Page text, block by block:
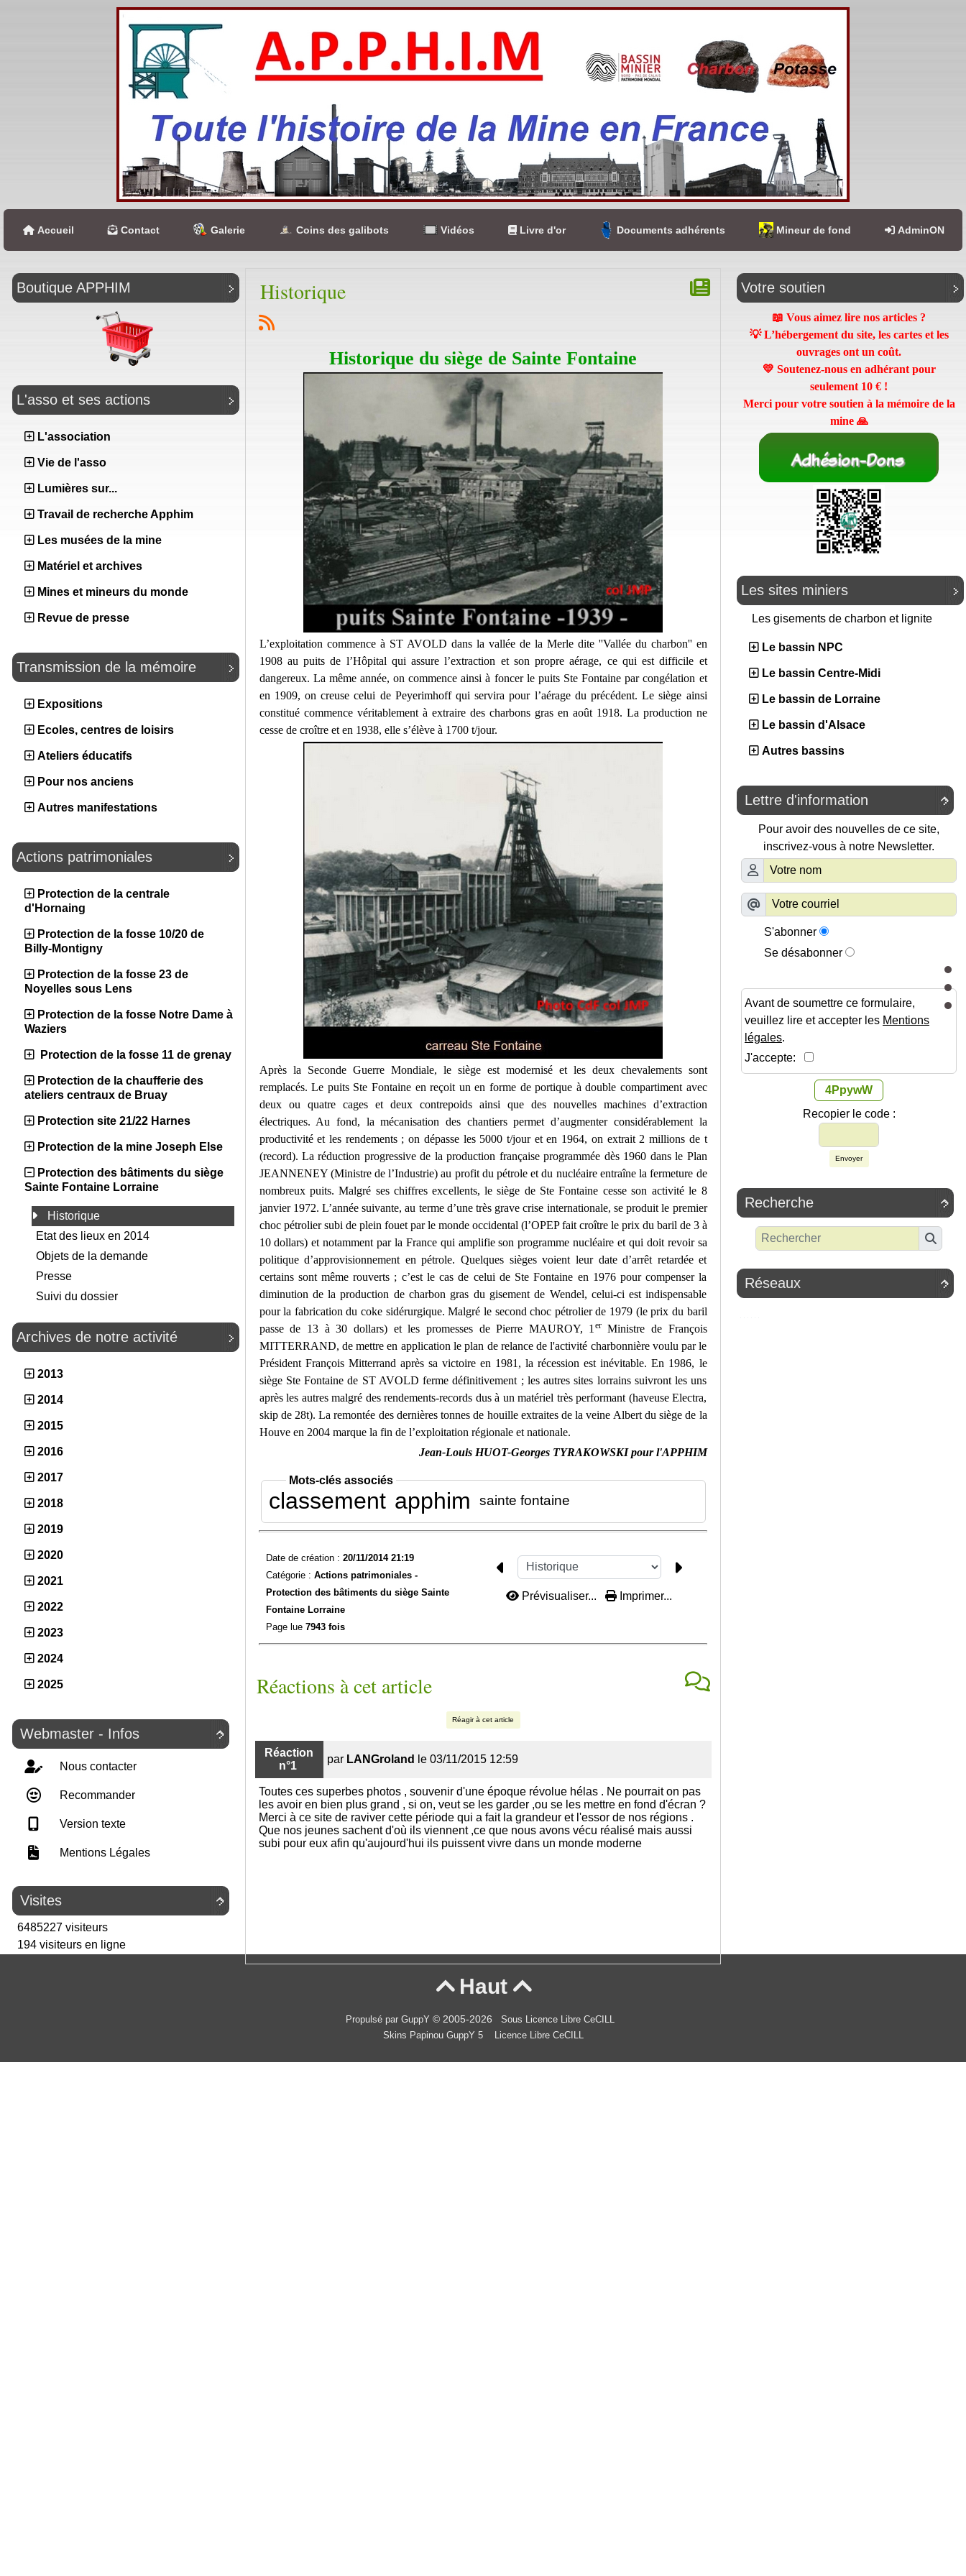
Accueil Contact Galerie Coins des galibots Vidéos Livre d'or Documents adhérents Mineur de fond AdminON
Boutique APPHIM
L'asso et ses actions
L'association
Vie de l'asso
Lumières sur...
Travail de recherche Apphim
Les musées de la mine
Matériel et archives
Mines et mineurs du monde
Revue de presse
Transmission de la mémoire
Expositions
Ecoles, centres de loisirs
Ateliers éducatifs
Pour nos anciens
Autres manifestations
Actions patrimoniales
Protection de la centrale
d'Hornaing
Protection de la fosse 10/20 de
Billy-Montigny
Protection de la fosse 23 de
Noyelles sous Lens
Protection de la fosse Notre Dame à
Waziers
Protection de la fosse 11 de grenay
Protection de la chaufferie des
ateliers centraux de Bruay
Protection site 21/22 Harnes
Protection de la mine Joseph Else
Protection des bâtiments du siège
Sainte Fontaine Lorraine
Historique
Etat des lieux en 2014
Objets de la demande
Presse
Suivi du dossier
Archives de notre activité
2013
2014
2015
2016
2017
2018
2019
2020
2021
2022
2023
2024
2025

Webmaster - Infos
Nous contacter
Recommander
Version texte
Mentions Légales

Visites
6485227 visiteurs
194 visiteurs en ligne
Historique
Historique du siège de Sainte Fontaine
L’exploitation commence à ST AVOLD dans la vallée de la Merle dite ''Vallée du charbon'' en
1908 au puits de l’Hôpital qui assure l’extraction et son propre aérage, ce qui est difficile et
dangereux. La même année, on commence ainsi à foncer le puits Ste Fontaine par congélation et
en 1909, on creuse celui de Peyerimhoff qui servira pour l’aérage du précédent. Le siège ainsi
constitué commence véritablement à extraire des charbons gras en août 1918. La production ne
cesse de croître et en 1938, elle s’élève à 1700 t/jour.
Après la Seconde Guerre Mondiale, le siège est modernisé et les deux chevalements sont
remplacés. Le puits Ste Fontaine en reçoit un en forme de portique à double compartiment avec
deux ou quatre cages et deux contrepoids ainsi que des nouvelles machines d’extraction
électriques. Au fond, la mécanisation des chantiers permet d’augmenter considérablement la
productivité et les rendements ; on dépasse les 5000 t/jour et en 1964, on extrait 2 millions de t
(record). La réduction progressive de la production française programmée dès 1960 dans le Plan
JEANNENEY (Ministre de l’Industrie) au profit du pétrole et du nucléaire entraîne la fermeture de
nombreux puits. Malgré ses chiffres excellents, le siège de Ste Fontaine cesse son activité le 8
janvier 1972. L’année suivante, au terme d’une très grave crise internationale, se produit le premier
choc pétrolier subi de plein fouet par le monde occidental (l’OPEP fait croître le prix du baril de 3 à
10 dollars) et notamment par la France qui amplifie son programme nucléaire et qui doit revoir sa
politique d’approvisionnement en pétrole. Quelques sièges voient leur date d’arrêt retardée et
certains sont même rouverts ; c’est le cas de celui de Ste Fontaine en 1976 pour compenser la
diminution de la production de charbon gras du gisement de Wendel, celui-ci est indispensable
pour la fabrication du coke sidérurgique. Malgré le second choc pétrolier de 1979 (le prix du baril
passe de 13 à 30 dollars) et les promesses de Pierre MAUROY, 1 erMinistre de François
MITTERRAND, de mettre en application le plan de relance de l'activité charbonnière voulu par le
Président François Mitterrand après sa victoire en 1981, la récession est inévitable. En 1986, le
siège Ste Fontaine de ST AVOLD ferme définitivement ; les autres sites lorrains suivront les uns
après les autres malgré des rendements-records dus à un matériel très performant (haveuse Electra,
skip de 28t). La remontée des dernières tonnes de houille extraites de la veine Albert du siège de la
Houve en 2004 marque la fin de l’exploitation régionale et nationale.
Jean-Louis HUOT-Georges TYRAKOWSKI pour l'APPHIM
Mots-clés associés
classement apphim sainte fontaine
Date de création : 20/11/2014 21:19
Catégorie : Actions patrimoniales -
Protection des bâtiments du siège Sainte
Fontaine Lorraine
Page lue 7943 fois
Prévisualiser... Imprimer...
Réactions à cet article
Réagir à cet article
Réaction
n°1
par LANGroland le 03/11/2015 12:59
Toutes ces superbes photos , souvenir d'une époque révolue hélas . Ne pourrait on pas
les avoir en bien plus grand , si on, veut se les garder ,ou se les mettre en fond d'écran ?
Merci à ce site de raviver cette période qui a fait la grandeur et l'essor de nos régions .
Que nos jeunes sachent d'où ils viennent ,ce que nous avons vécu réalisé mais aussi
subi pour eux afin qu'aujourd'hui ils puissent vivre dans un monde moderne
Votre soutien
📖 Vous aimez lire nos articles ?
💡 L’hébergement du site, les cartes et les
ouvrages ont un coût.
💛 Soutenez-nous en adhérant pour
seulement 10 € !
Merci pour votre soutien à la mémoire de la
mine 🙏
Les sites miniers
Les gisements de charbon et lignite
Le bassin NPC
Le bassin Centre-Midi
Le bassin de Lorraine
Le bassin d'Alsace
Autres bassins

Lettre d'information
Pour avoir des nouvelles de ce site,
inscrivez-vous à notre Newsletter.
S'abonner
Se désabonner
Avant de soumettre ce formulaire,
veuillez lire et accepter les Mentions
légales.
J'accepte:
4PpywW
Recopier le code :
Envoyer

Recherche

Réseaux
Haut 
Propulsé par GuppY © 2005-2026
Sous Licence Libre CeCILL
Skins Papinou GuppY 5
Licence Libre CeCILL